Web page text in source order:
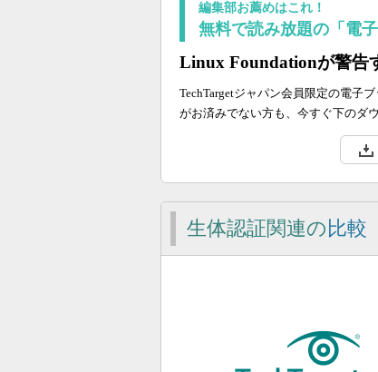
編集部お薦めはこれ！
無料で読み放題の「電
Linux Foundationが警告
TechTargetジャパン会員限定の電子
がお済みでない方も、今すぐ下のダ
生体認証関連の 比較